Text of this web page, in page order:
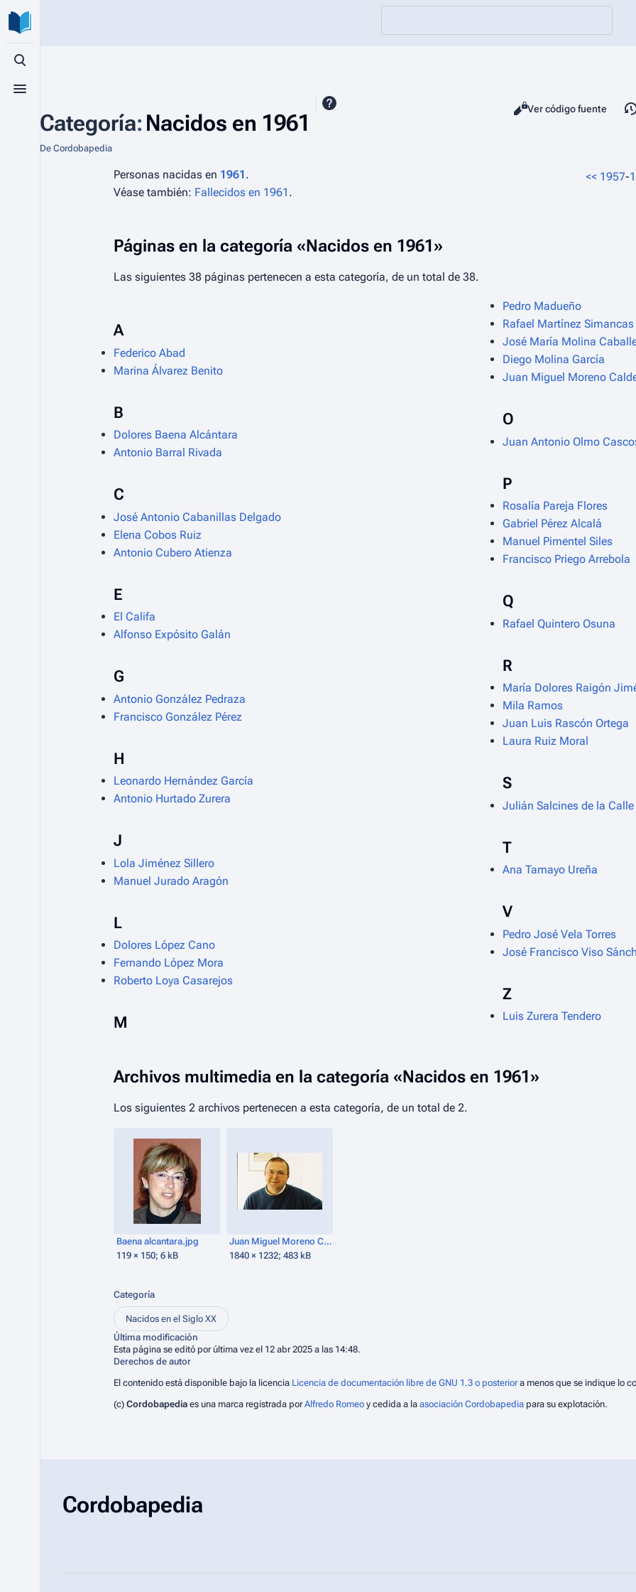
Búsqueda alternativa
Menú alternativo
Categoría:Nacidos en 1961
De Cordobapedia
Vistas
Leer
Ver código fuente
<< 1957-
Personas nacidas en 1961.
Véase también: Fallecidos en 1961 .
Páginas en la categoría «Nacidos en 1961»
Las siguientes 38 páginas pertenecen a esta categoría, de un total de 38.
A
Federico Abad
Marina Álvarez Benito
B
Dolores Baena Alcántara
Antonio Barral Rivada
C
José Antonio Cabanillas Delgado
Elena Cobos Ruiz
Antonio Cubero Atienza
E
El Califa
Alfonso Expósito Galán
G
Antonio González Pedraza
Francisco González Pérez
H
Leonardo Hernández García
Antonio Hurtado Zurera
J
Lola Jiménez Sillero
Manuel Jurado Aragón
L
Dolores López Cano
Fernando López Mora
Roberto Loya Casarejos
M
Pedro Madueño
Rafael Martínez Simancas
José María Molina
Diego Molina García
Juan Miguel Moreno
O
Juan Antonio Olmo
P
Rosalía Pareja Flores
Gabriel Pérez Alcalá
Manuel Pimentel Siles
Francisco Priego Arrebola
Q
Rafael Quintero Osuna
R
María Dolores Raigón
Mila Ramos
Juan Luis Rascón Ortega
Laura Ruiz Moral
S
Julián Salcines de la Calle
T
Ana Tamayo Ureña
V
Pedro José Vela Torres
José Francisco Viso
Z
Luis Zurera Tendero
Archivos multimedia en la categoría «Nacidos en 1961»
Los siguientes 2 archivos pertenecen a esta categoría, de un total de 2.
Baena alcantara.jpg
119 × 150; 6 kB
Juan Miguel Moreno Calderón.JPG
1840 × 1232; 483 kB
Categoría
Nacidos en el Siglo XX
Última modificación
Esta página se editó por última vez el 12 abr 2025 a las 14:48.
Derechos de autor
El contenido está disponible bajo la licencia Licencia de documentación libre de GNU 1.3 o posteriora menos que se indique lo
(c) Cordobapedia es una marca registrada porAlfredo Romeo y cedida a la asociación Cordobapedia para su explotación.
Cordobapedia